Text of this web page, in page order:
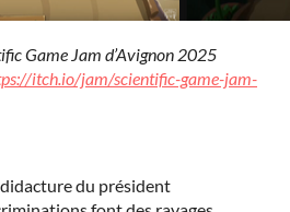
Game Jam d’Avignon 2025
itch.io/jam/scientific-game-jam-
du président